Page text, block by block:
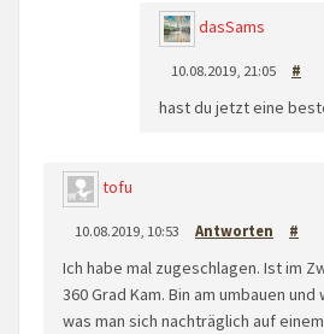
dasSams
10.08.2019, 21:05 #
hast du jetzt eine
tofu
10.08.2019, 10:53 Antworten #
Ich habe mal zugeschlagen. Ist im
360 Grad Kam. Bin am umbauen
was man sich nachträglich auf